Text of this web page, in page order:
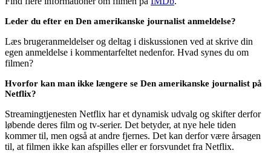
Leder du efter en Den amerikanske journalist anmeldelse?
Læs brugeranmeldelser og deltag i diskussionen ved at skrive din
egen anmeldelse i kommentarfeltet nedenfor. Hvad synes du om
filmen?
Hvorfor kan man ikke længere se Den amerikanske journalist på
Netflix?
Streamingtjenesten Netflix har et dynamisk udvalg og skifter derfor
løbende deres film og tv-serier. Det betyder, at nye hele tiden
kommer til, men også at andre fjernes. Det kan derfor være årsagen
til, at filmen ikke kan afspilles eller er forsvundet fra Netflix.